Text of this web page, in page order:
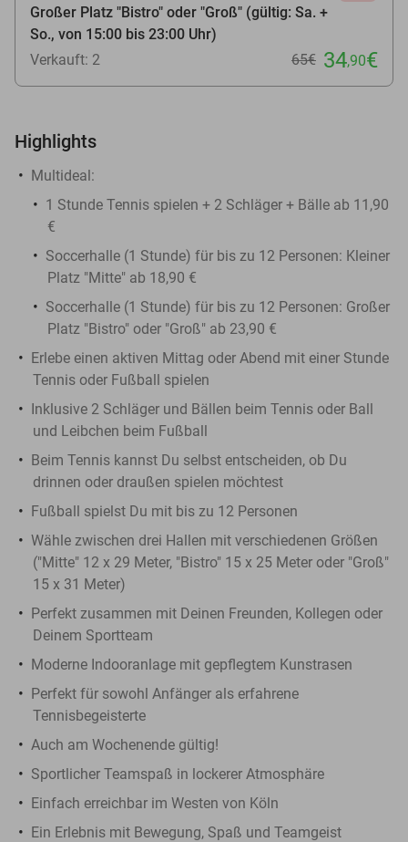
Großer Platz "Bistro" oder "Groß" (gültig: Sa. +
So., von 15:00 bis 23:00 Uhr)
Verkauft: 2 65€ 34,90€
Highlights
Multideal:
1 Stunde Tennis spielen + 2 Schläger + Bälle ab 11,90
€
Soccerhalle (1 Stunde) für bis zu 12 Personen: Kleiner
Platz "Mitte" ab 18,90 €
Soccerhalle (1 Stunde) für bis zu 12 Personen: Großer
Platz "Bistro" oder "Groß" ab 23,90 €
Erlebe einen aktiven Mittag oder Abend mit einer Stunde
Tennis oder Fußball spielen
Inklusive 2 Schläger und Bällen beim Tennis oder Ball
und Leibchen beim Fußball
Beim Tennis kannst Du selbst entscheiden, ob Du
drinnen oder draußen spielen möchtest
Fußball spielst Du mit bis zu 12 Personen
Wähle zwischen drei Hallen mit verschiedenen Größen
("Mitte" 12 x 29 Meter, "Bistro" 15 x 25 Meter oder "Groß"
15 x 31 Meter)
Perfekt zusammen mit Deinen Freunden, Kollegen oder
Deinem Sportteam
Moderne Indooranlage mit gepflegtem Kunstrasen
Perfekt für sowohl Anfänger als erfahrene
Tennisbegeisterte
Auch am Wochenende gültig!
Sportlicher Teamspaß in lockerer Atmosphäre
Einfach erreichbar im Westen von Köln
Ein Erlebnis mit Bewegung, Spaß und Teamgeist